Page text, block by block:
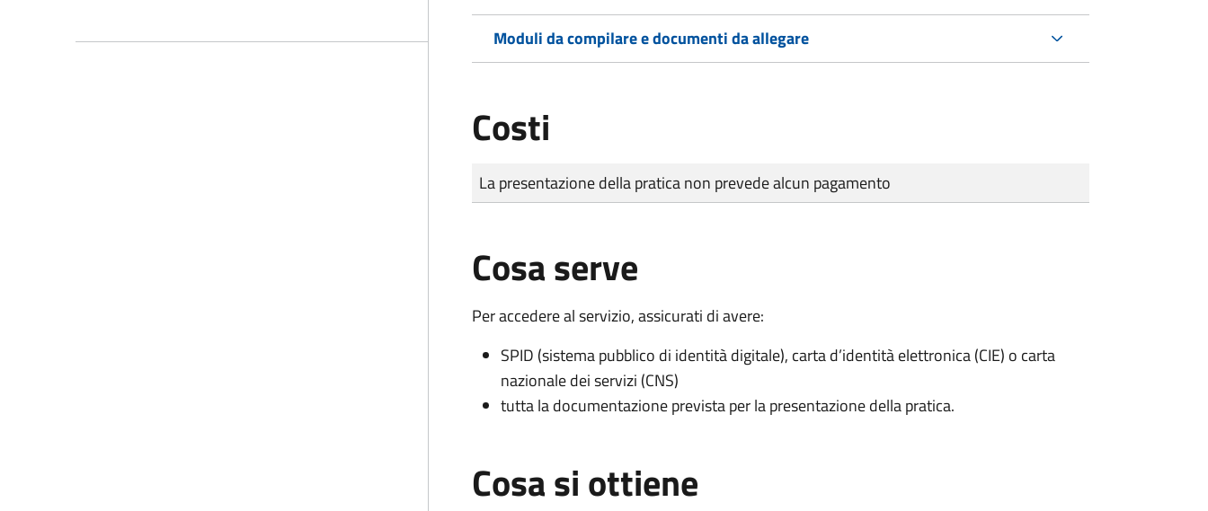
Moduli da compilare e documenti da allegare
Costi
Tipo di pagamento
Importo
La presentazione della pratica non prevede alcun pagamento
Cosa serve
Per accedere al servizio, assicurati di avere:
SPID (sistema pubblico di identità digitale), carta d’identità elettronica (CIE) o carta
nazionale dei servizi (CNS)
tutta la documentazione prevista per la presentazione della pratica.
Cosa si ottiene